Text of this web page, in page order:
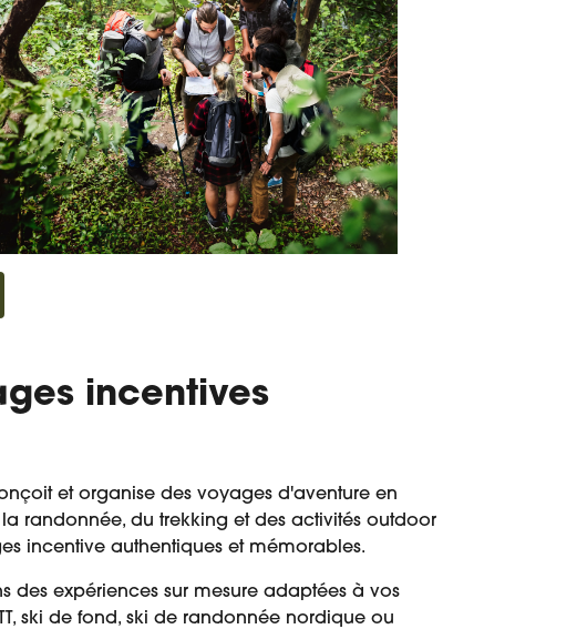
incentives
et organise des voyages d'aventure en
randonnée, du trekking et des activités outdoor
incentive authentiques et mémorables.
des expériences sur mesure adaptées à vos
ski de fond, ski de randonnée nordique ou